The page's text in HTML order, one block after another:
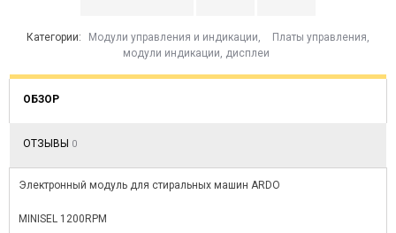
Категории: Модули управления и индикации,
Платы управления,
модули индикации, дисплеи
ОБЗОР
ОТЗЫВЫ 0
Электронный модуль для стиральных машин ARDO
MINISEL 1200RPM